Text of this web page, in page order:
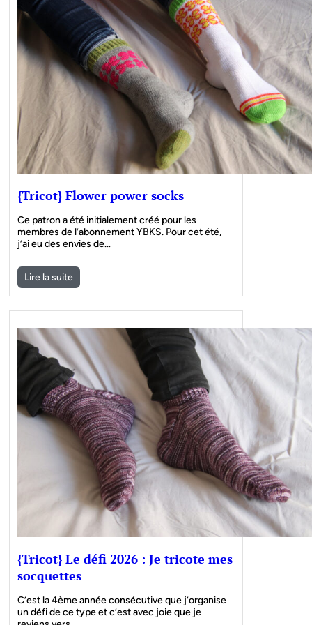
{Tricot} Flower power socks
Ce patron a été initialement créé pour les
membres de l’abonnement YBKS. Pour cet été,
j’ai eu des envies de…
Lire la suite
{Tricot} Le défi 2026 : Je tricote mes
socquettes
C’est la 4ème année consécutive que j’organise
un défi de ce type et c’est avec joie que je